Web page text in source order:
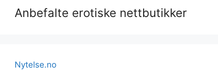
Anbefalte erotiske nettbutikker
Nytelse.no